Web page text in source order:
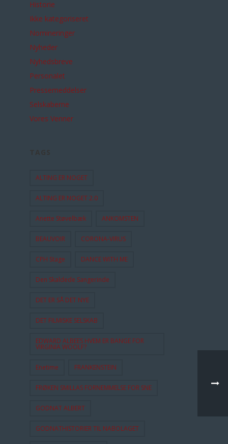
Historie
Ikke kategoriseret
Nomineringer
Nyheder
Nyhedsbreve
Personalet
Pressemeddelser
Selskaberne
Vores Venner
ALTING ER NOGET
ALTING ER NOGET 2.0
Anette Støvelbæk ANKOMSTEN
BEAUVOIR CORONA-VIRUS
CPH Stage DANCE WITH ME
Den Skaldede Sangerinde
DET ER SÅ DET NYE
DET FILMISKE SELSKAB
EDWARD ALBEES HVEM ER BANGE FOR
VIRGINIA WOOLF?
Enetime FRANKENSTEIN
FRØKEN SMILLAS FORNEMMELSE FOR SNE
GODNAT ALBERT
GODNATHISTORIER TIL NABOLAGET